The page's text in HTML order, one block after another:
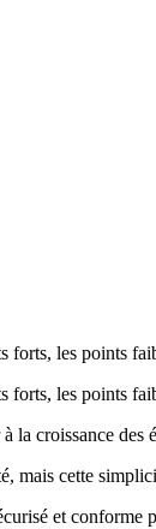
les points
les points
la croissance des
mais cette
et